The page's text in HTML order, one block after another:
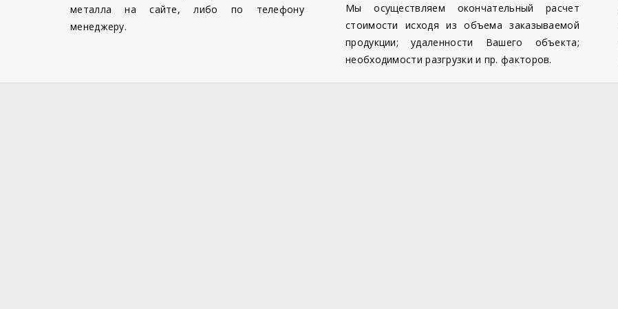
металла на сайте, либо по телефону
менеджеру.
Мы осуществляем окончательный расчет
стоимости исходя из объема заказываемой
продукции; удаленности Вашего объекта;
необходимости разгрузки и пр. факторов.